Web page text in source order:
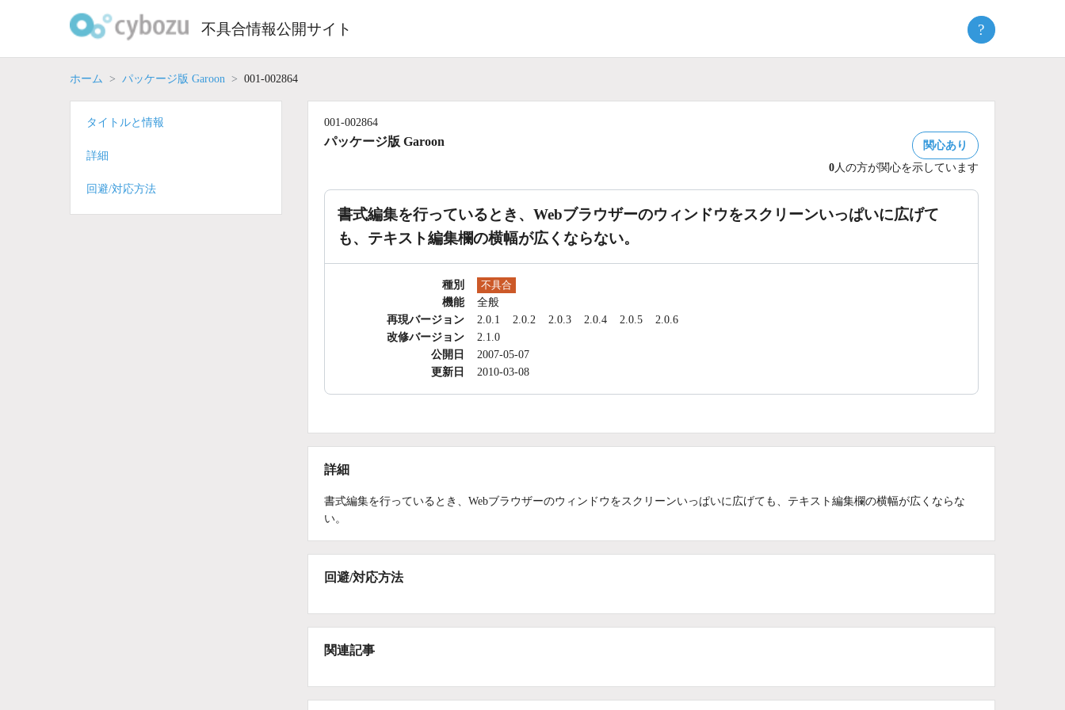
不具合情報公開サイト ?
ホーム パッケージ版 Garoon 001-002864
001-002864
パッケージ版 Garoon
関心あり
0人の方が関心を示しています
書式編集を行っているとき、Webブラウザーのウィンドウをスクリーンいっぱいに広げて
も、テキスト編集欄の横幅が広くならない。
種別 不具合
機能
全般
再現バージョン
2.0.1 2.0.2 2.0.3 2.0.4 2.0.5
2.0.6
改修バージョン
2.1.0
公開日
2007-05-07
更新日
2010-03-08
詳細
書式編集を行っているとき、Webブラウザーのウィンドウをスクリーンいっぱいに広げても、テキスト編集欄の横幅が広くならな
い。
回避/対応方法
関連記事
タイトルと情報
詳細
回避/対応方法